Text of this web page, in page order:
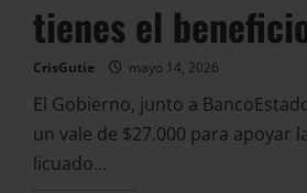
tienes el
CrisGutie mayo 14, 2026
El Gobierno, junto a
un vale de $27.000 para apoyar
licuado...